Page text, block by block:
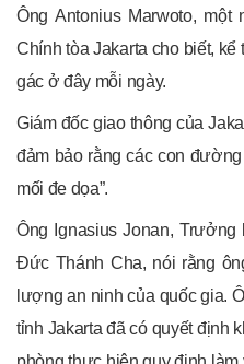
Ông Antonius Marwoto,
Chính tòa Jakarta cho biết,
gác ở đây mỗi ngày.
Giám đốc giao thông của
đảm bảo rằng các con
mối đe dọa”.
Ông Ignasius Jonan,
Đức Thánh Cha, nói rằng
lượng an ninh của quốc gia.
tỉnh Jakarta đã có quyết định